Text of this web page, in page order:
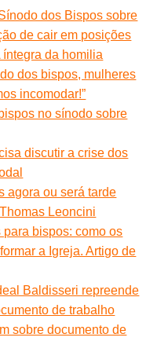
dos Bispos sobre
de cair em posições
da homilia
dos bispos, mulheres
incomodar!”
no sínodo sobre
discutir a crise dos
agora ou será tarde
Leoncini
bispos: como os
a Igreja. Artigo de
Baldisseri repreende
de trabalho
sobre documento de